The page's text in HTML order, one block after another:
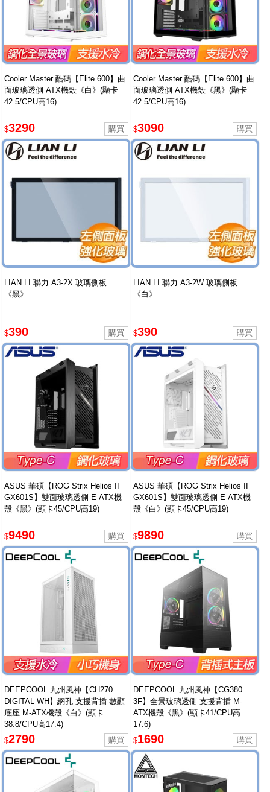
Cooler Master 酷碼【Elite 600】曲
面玻璃透側 ATX機殼《白》(顯卡
42.5/CPU高16)
$3290
Cooler Master 酷碼【Elite 600】曲
面玻璃透側 ATX機殼《黑》(顯卡
42.5/CPU高16)
$3090
LIAN LI 聯力 A3-2X 玻璃側板
《黑》
$390
LIAN LI 聯力 A3-2W 玻璃側板
《白》
$390
ASUS 華碩【ROG Strix Helios II
GX601S】雙面玻璃透側 E-ATX機
殼《黑》(顯卡45/CPU高19)
$9490
ASUS 華碩【ROG Strix Helios II
GX601S】雙面玻璃透側 E-ATX機
殼《白》(顯卡45/CPU高19)
$9890
DEEPCOOL 九州風神【CH270
DIGITAL WH】網孔 支援背插 數顯
底座 M-ATX機殼《白》(顯卡
38.8/CPU高17.4)
$2790
DEEPCOOL 九州風神【CG380
3F】全景玻璃透側 支援背插 M-
ATX機殼《黑》(顯卡41/CPU高
17.6)
$1690